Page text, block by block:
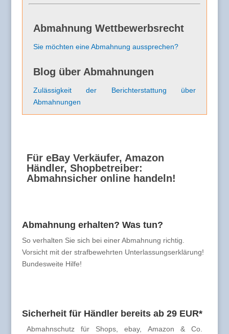
Abmahnung Wettbewerbsrecht
Sie möchten eine Abmahnung aussprechen?
Blog über Abmahnungen
Zulässigkeit der Berichterstattung über
Abmahnungen
Für eBay Verkäufer, Amazon
Händler, Shopbetreiber:
Abmahnsicher online handeln!
Abmahnung erhalten? Was tun?
So verhalten Sie sich bei einer Abmahnung richtig.
Vorsicht mit der strafbewehrten Unterlassungserklärung!
Bundesweite Hilfe!
Sicherheit für Händler bereits ab 29 EUR*
Abmahnschutz für Shops, ebay, Amazon & Co.